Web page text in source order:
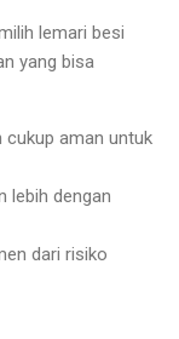
lemari besi
yang bisa
cukup aman untuk
lebih dengan
dari risiko